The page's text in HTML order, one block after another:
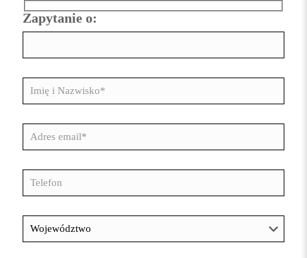
Zapytanie o: